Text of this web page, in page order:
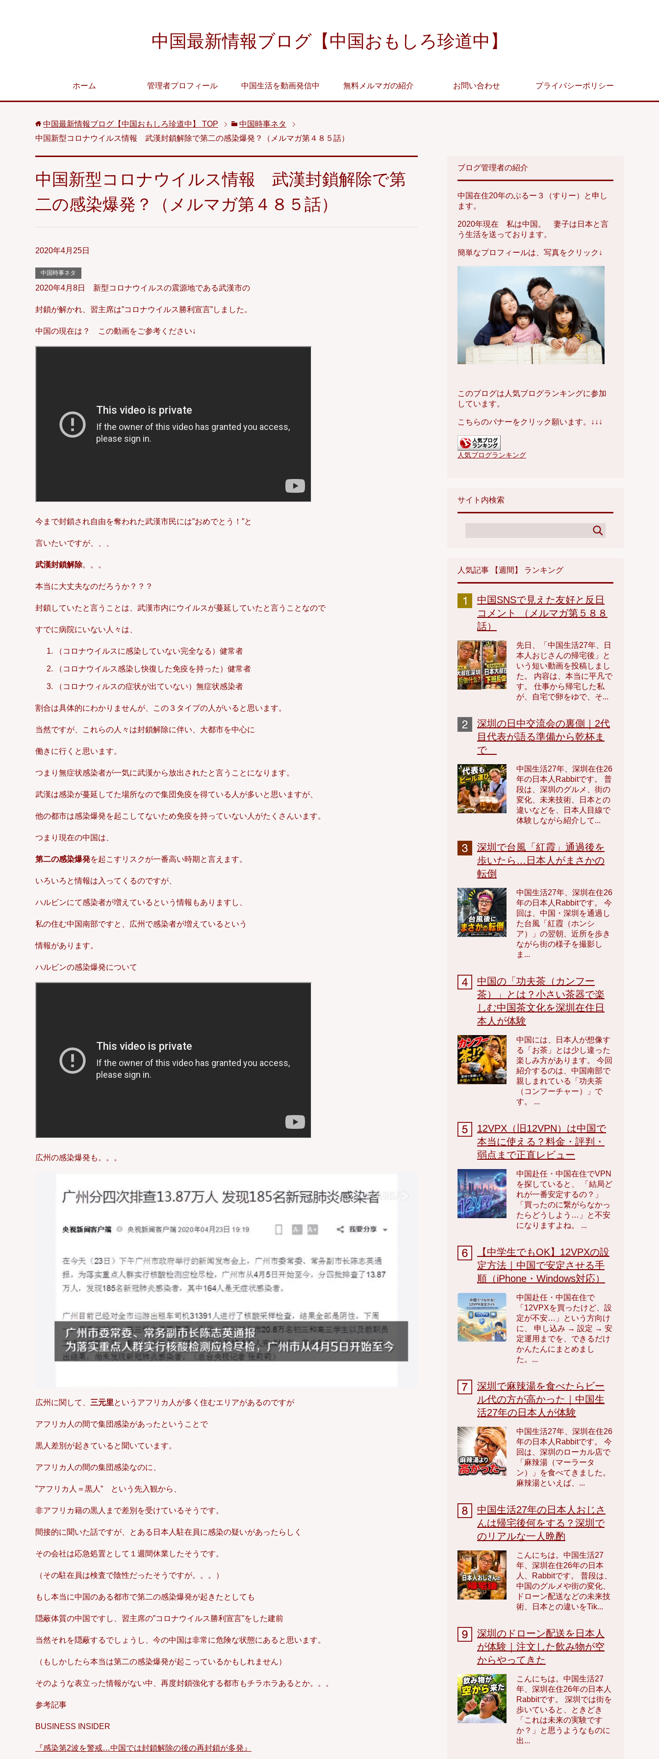
中国最新情報ブログ【中国おもしろ珍道中】
ホーム 管理者プロフィール 中国生活を動画発信中 無料メルマガの紹介 お問い合わせ プライバシーポリシー
中国最新情報ブログ【中国おもしろ珍道中】 TOP
中国時事ネタ
中国新型コロナウイルス情報 武漢封鎖解除で第二の感染爆発？（メルマガ第４８５話）
中国新型コロナウイルス情報 武漢封鎖解除で第
二の感染爆発？（メルマガ第４８５話）
2020年4月25日
中国時事ネタ
2020年4月8日 新型コロナウイルスの震源地である武漢市の
封鎖が解かれ、習主席は”コロナウイルス勝利宣言”しました。
中国の現在は？ この動画をご参考ください↓
今まで封鎖され自由を奪われた武漢市民には”おめでとう！”と
言いたいですが、、、
武漢封鎖解除。。。
本当に大丈夫なのだろうか？？？
封鎖していたと言うことは、武漢市内にウイルスが蔓延していたと言うことなので
すでに病院にいない人々は、
（コロナウイルスに感染していない完全なる）健常者
（コロナウイルス感染し快復した免疫を持った）健常者
（コロナウィルスの症状が出ていない）無症状感染者
割合は具体的にわかりませんが、この３タイプの人がいると思います。
当然ですが、これらの人々は封鎖解除に伴い、大都市を中心に
働きに行くと思います。
つまり無症状感染者が一気に武漢から放出されたと言うことになります。
武漢は感染が蔓延してた場所なので集団免疫を得ている人が多いと思いますが、
他の都市は感染爆発を起こしてないため免疫を持っていない人がたくさんいます。
つまり現在の中国は、
第二の感染爆発を起こすリスクが一番高い時期と言えます。
いろいろと情報は入ってくるのですが、
ハルビンにて感染者が増えているという情報もありますし、
私の住む中国南部ですと、広州で感染者が増えているという
情報があります。
ハルビンの感染爆発について
広州の感染爆発も。。。
広州に関して、 三元里というアフリカ人が多く住むエリアがあるのですが
アフリカ人の間で集団感染があったということで
黒人差別が起きていると聞いています。
アフリカ人の間の集団感染なのに、
”アフリカ人＝黒人” という先入観から、
非アフリカ籍の黒人まで差別を受けているそうです。
間接的に聞いた話ですが、とある日本人駐在員に感染の疑いがあったらしく
その会社は応急処置として１週間休業したそうです。
（その駐在員は検査で陰性だったそうですが。。。）
もし本当に中国のある都市で第二の感染爆発が起きたとしても
隠蔽体質の中国ですし、習主席の”コロナウイルス勝利宣言”をした建前
当然それを隠蔽するでしょうし、今の中国は非常に危険な状態にあると思います。
（もしかしたら本当は第二の感染爆発が起こっているかもしれません）
そのような表立った情報がない中、再度封鎖強化する都市もチラホラあるとか。。。
参考記事
BUSINESS INSIDER
『感染第2波を警戒…中国では封鎖解除の後の再封鎖が多発』
ブログ管理者の紹介
中国在住20年のぶるー３（すりー）と申し
ます。
2020年現在 私は中国。 妻子は日本と言
う生活を送っております。
簡単なプロフィールは、写真をクリック↓
このブログは人気ブログランキングに参加
しています。
こちらのバナーをクリック願います。↓↓↓
人気ブログランキング
サイト内検索
人気記事 【週間】 ランキング
中国SNSで見えた友好と反日
コメント （メルマガ第５８８
話）
先日、「中国生活27年、日
本人おじさんの帰宅後」と
いう短い動画を投稿しまし
た。 内容は、本当に平凡で
す。 仕事から帰宅した私
が、自宅で卵をゆで、そ...
深圳の日中交流会の裏側｜2代
目代表が語る準備から乾杯ま
で
中国生活27年、深圳在住26
年の日本人Rabbitです。 普
段は、深圳のグルメ、街の
変化、未来技術、日本との
違いなどを、日本人目線で
体験しながら紹介して...
深圳で台風「紅霞」通過後を
歩いたら…日本人がまさかの
転倒
中国生活27年、深圳在住26
年の日本人Rabbitです。 今
回は、中国・深圳を通過し
た台風「紅霞（ホンシ
ア）」の翌朝、近所を歩き
ながら街の様子を撮影し
ま...
中国の「功夫茶（カンフー
茶）」とは？小さい茶器で楽
しむ中国茶文化を深圳在住日
本人が体験
中国には、日本人が想像す
る「お茶」とは少し違った
楽しみ方があります。 今回
紹介するのは、中国南部で
親しまれている「功夫茶
（コンフーチャー）」で
す。 ...
12VPX（旧12VPN）は中国で
本当に使える？料金・評判・
弱点まで正直レビュー
中国赴任・中国在住でVPN
を探していると、 「結局ど
れが一番安定するの？」
「買ったのに繋がらなかっ
たらどうしよう…」と不安
になりますよね。 ...
【中学生でもOK】12VPXの設
定方法｜中国で安定させる手
順（iPhone・Windows対応）
中国赴任・中国在住で
「12VPXを買ったけど、設
定が不安…」という方向け
に、 申し込み → 設定 → 安
定運用までを、できるだけ
かんたんにまとめまし
た。...
深圳で麻辣湯を食べたらビー
ル代の方が高かった｜中国生
活27年の日本人が体験
中国生活27年、深圳在住26
年の日本人Rabbitです。 今
回は、深圳のローカル店で
「麻辣湯（マーラータ
ン）」を食べてきました。
麻辣湯といえば、...
中国生活27年の日本人おじさ
んは帰宅後何をする？深圳で
のリアルな一人晩酌
こんにちは。中国生活27
年、深圳在住26年の日本
人、Rabbitです。 普段は、
中国のグルメや街の変化、
ドローン配送などの未来技
術、日本との違いをTik...
深圳のドローン配送を日本人
が体験｜注文した飲み物が空
からやってきた
こんにちは。中国生活27
年、深圳在住26年の日本人
Rabbitです。 深圳では街を
歩いていると、ときどき
「これは未来の実験です
か？」と思うようなものに
出...